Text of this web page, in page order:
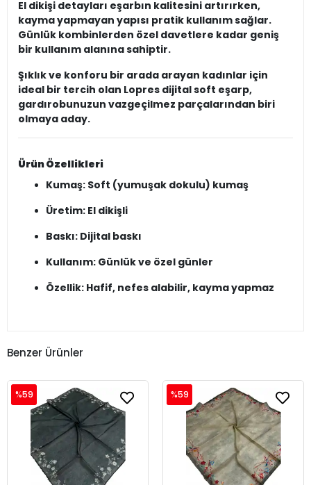
El dikişi detayları eşarbın kalitesini artırırken,
kayma yapmayan yapısı pratik kullanım sağlar.
Günlük kombinlerden özel davetlere kadar geniş
bir kullanım alanına sahiptir.
Şıklık ve konforu bir arada arayan kadınlar için
ideal bir tercih olan Lopres dijital soft eşarp,
gardırobunuzun vazgeçilmez parçalarından biri
olmaya aday.
Ürün Özellikleri
Kumaş: Soft (yumuşak dokulu) kumaş
Üretim: El dikişli
Baskı: Dijital baskı
Kullanım: Günlük ve özel günler
Özellik: Hafif, nefes alabilir, kayma yapmaz
Benzer Ürünler
%59 %59